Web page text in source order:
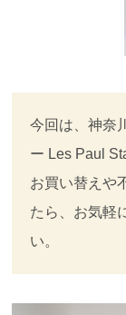
今回は、神奈
ー Les Paul
お買い替えや
たら、お気軽
い。